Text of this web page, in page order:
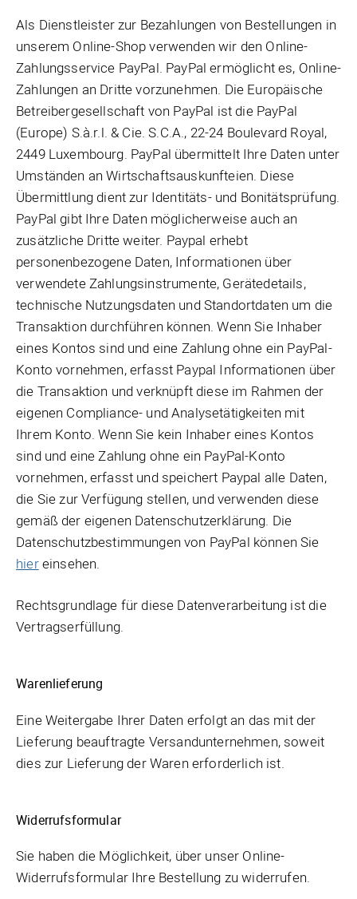
Als Dienstleister zur Bezahlungen von Bestellungen in
unserem Online-Shop verwenden wir den Online-
Zahlungsservice PayPal. PayPal ermöglicht es, Online-
Zahlungen an Dritte vorzunehmen. Die Europäische
Betreibergesellschaft von PayPal ist die PayPal
(Europe) S.à.r.l. & Cie. S.C.A., 22-24 Boulevard Royal,
2449 Luxembourg. PayPal übermittelt Ihre Daten unter
Umständen an Wirtschaftsauskunfteien. Diese
Übermittlung dient zur Identitäts- und Bonitätsprüfung.
PayPal gibt Ihre Daten möglicherweise auch an
zusätzliche Dritte weiter. Paypal erhebt
personenbezogene Daten, Informationen über
verwendete Zahlungsinstrumente, Gerätedetails,
technische Nutzungsdaten und Standortdaten um die
Transaktion durchführen können. Wenn Sie Inhaber
eines Kontos sind und eine Zahlung ohne ein PayPal-
Konto vornehmen, erfasst Paypal Informationen über
die Transaktion und verknüpft diese im Rahmen der
eigenen Compliance- und Analysetätigkeiten mit
Ihrem Konto. Wenn Sie kein Inhaber eines Kontos
sind und eine Zahlung ohne ein PayPal-Konto
vornehmen, erfasst und speichert Paypal alle Daten,
die Sie zur Verfügung stellen, und verwenden diese
gemäß der eigenen Datenschutzerklärung. Die
Datenschutzbestimmungen von PayPal können Sie
hiereinsehen.
Rechtsgrundlage für diese Datenverarbeitung ist die
Vertragserfüllung.
Warenlieferung
Eine Weitergabe Ihrer Daten erfolgt an das mit der
Lieferung beauftragte Versandunternehmen, soweit
dies zur Lieferung der Waren erforderlich ist.
Widerrufsformular
Sie haben die Möglichkeit, über unser Online-
Widerrufsformular Ihre Bestellung zu widerrufen.